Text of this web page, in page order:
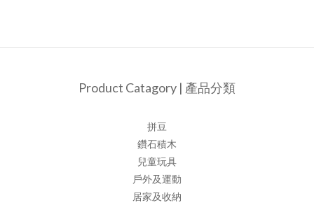
Product Catagory | 產品分類
拼豆
鑽石積木
兒童玩具
戶外及運動
居家及收納